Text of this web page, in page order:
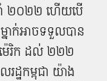
ាំ​ ២០២២ ហើយ​បើ​
នាក់​អាច​ទទួល​បាន​
ម៉េរិក ដល់ ២២២
រដ្ឋ​កម្ពុជា យ៉ាង​